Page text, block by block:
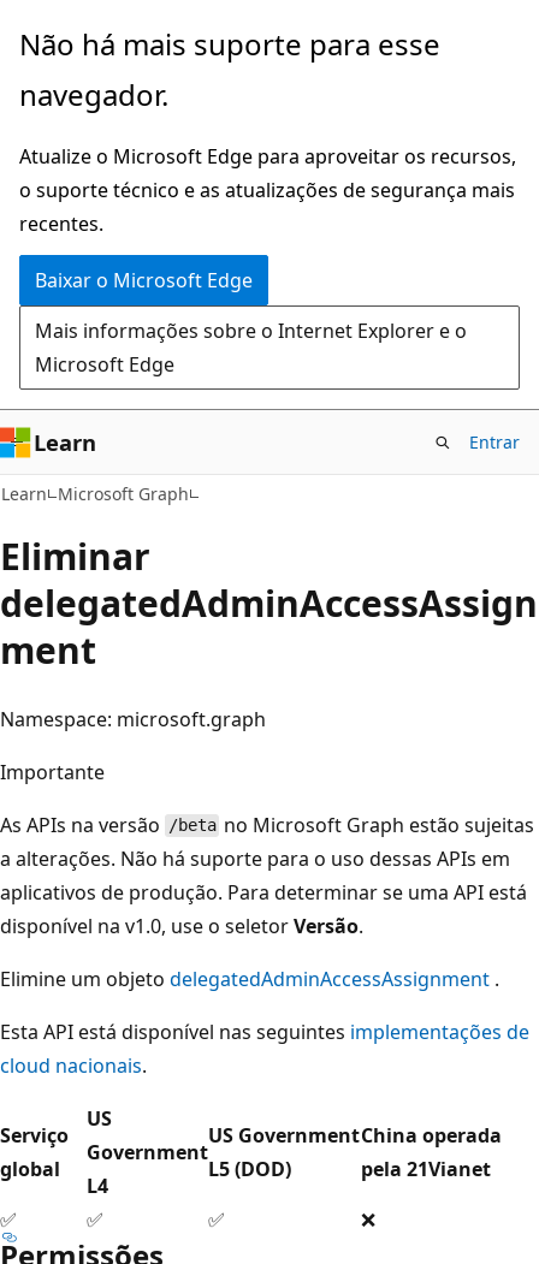
Pular
o
principal
Não há mais suporte para esse
navegador.
Atualize o Microsoft Edge para aproveitar os recursos,
o suporte técnico e as atualizações de segurança mais
recentes.
Baixar o Microsoft Edge
Mais informações sobre o Internet Explorer e o
Microsoft Edge
Learn Entrar
Learn Microsoft Graph
Eliminar
delegatedAdminAccessAssign
ment
Namespace: microsoft.graph
Importante
As APIs na versão /beta no Microsoft Graph estão sujeitas
a alterações. Não há suporte para o uso dessas APIs em
aplicativos de produção. Para determinar se uma API está
disponível na v1.0, use o seletorVersão.
Elimine um objeto delegatedAdminAccessAssignment .
Esta API está disponível nas seguintes implementações de
cloud nacionais.
Serviço
global
US
Government
L4
US Government
L5 (DOD)
China operada
pela 21Vianet
✅
✅ ✅ ❌
Permissões